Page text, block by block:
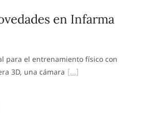
en Infarma
para el entrenamiento físico con
3D, una cámara